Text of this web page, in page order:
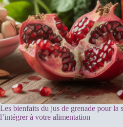
Les bienfaits du jus de grenade pour la
l’intégrer à votre alimentation